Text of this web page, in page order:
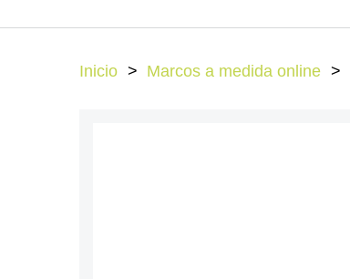
Inicio Marcos a medida online